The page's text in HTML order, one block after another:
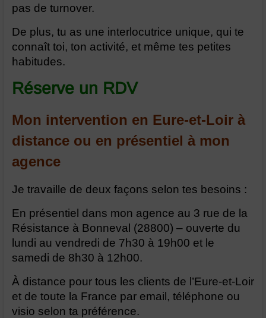
pas de turnover.
De plus, tu as une interlocutrice unique, qui te
connaît toi, ton activité, et même tes petites
habitudes.
Réserve un RDV
Mon intervention en Eure-et-Loir à
distance ou en présentiel à mon
agence
Je travaille de deux façons selon tes besoins :
En présentiel dans mon agence au 3 rue de la
Résistance à Bonneval (28800) – ouverte du
lundi au vendredi de 7h30 à 19h00 et le
samedi de 8h30 à 12h00.
À distance pour tous les clients de l’Eure-et-Loir
et de toute la France par email, téléphone ou
visio selon ta préférence.